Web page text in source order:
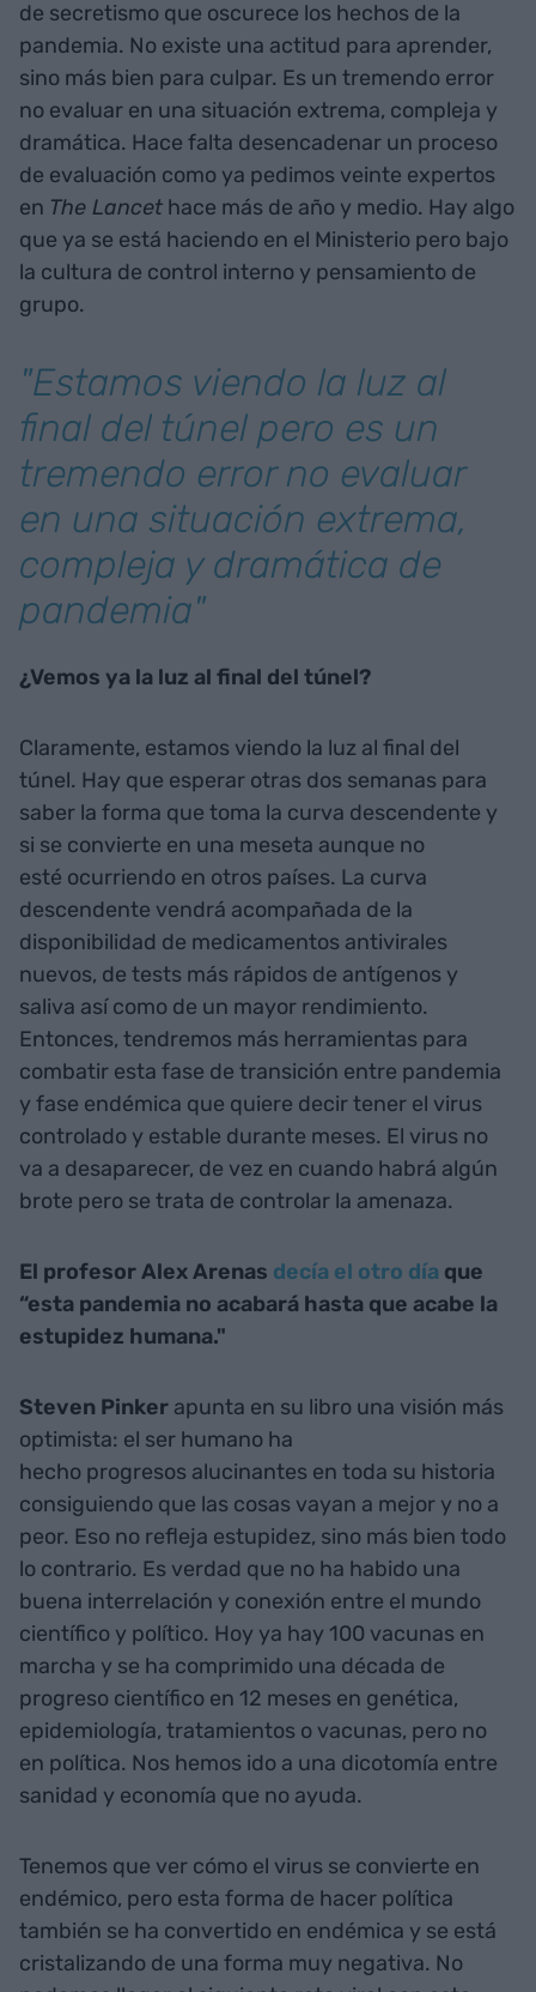
de secretismo que oscurece los hechos de la
pandemia. No existe una actitud para aprender,
sino más bien para culpar. Es un tremendo error
no evaluar en una situación extrema, compleja y
dramática. Hace falta desencadenar un proceso
de evaluación como ya pedimos veinte expertos
en The Lancet hace más de año y medio. Hay algo
que ya se está haciendo en el Ministerio pero bajo
la cultura de control interno y pensamiento de
grupo.
"Estamos viendo la luz al
final del túnel pero es un
tremendo error no evaluar
en una situación extrema,
compleja y dramática de
pandemia"
¿Vemos ya la luz al final del túnel?
Claramente, estamos viendo la luz al final del
túnel. Hay que esperar otras dos semanas para
saber la forma que toma la curva descendente y
si se convierte en una meseta aunque no
esté ocurriendo en otros países. La curva
descendente vendrá acompañada de la
disponibilidad de medicamentos antivirales
nuevos, de tests más rápidos de antígenos y
saliva así como de un mayor rendimiento.
Entonces, tendremos más herramientas para
combatir esta fase de transición entre pandemia
y fase endémica que quiere decir tener el virus
controlado y estable durante meses. El virus no
va a desaparecer, de vez en cuando habrá algún
brote pero se trata de controlar la amenaza.
El profesor Alex Arenas decía el otro día que
“esta pandemia no acabará hasta que acabe la
estupidez humana."
Steven Pinker apunta en su libro una visión más
optimista: el ser humano ha
hecho progresos alucinantes en toda su historia
consiguiendo que las cosas vayan a mejor y no a
peor. Eso no refleja estupidez, sino más bien todo
lo contrario. Es verdad que no ha habido una
buena interrelación y conexión entre el mundo
científico y político. Hoy ya hay 100 vacunas en
marcha y se ha comprimido una década de
progreso científico en 12 meses en genética,
epidemiología, tratamientos o vacunas, pero no
en política. Nos hemos ido a una dicotomía entre
sanidad y economía que no ayuda.
Tenemos que ver cómo el virus se convierte en
endémico, pero esta forma de hacer política
también se ha convertido en endémica y se está
cristalizando de una forma muy negativa. No